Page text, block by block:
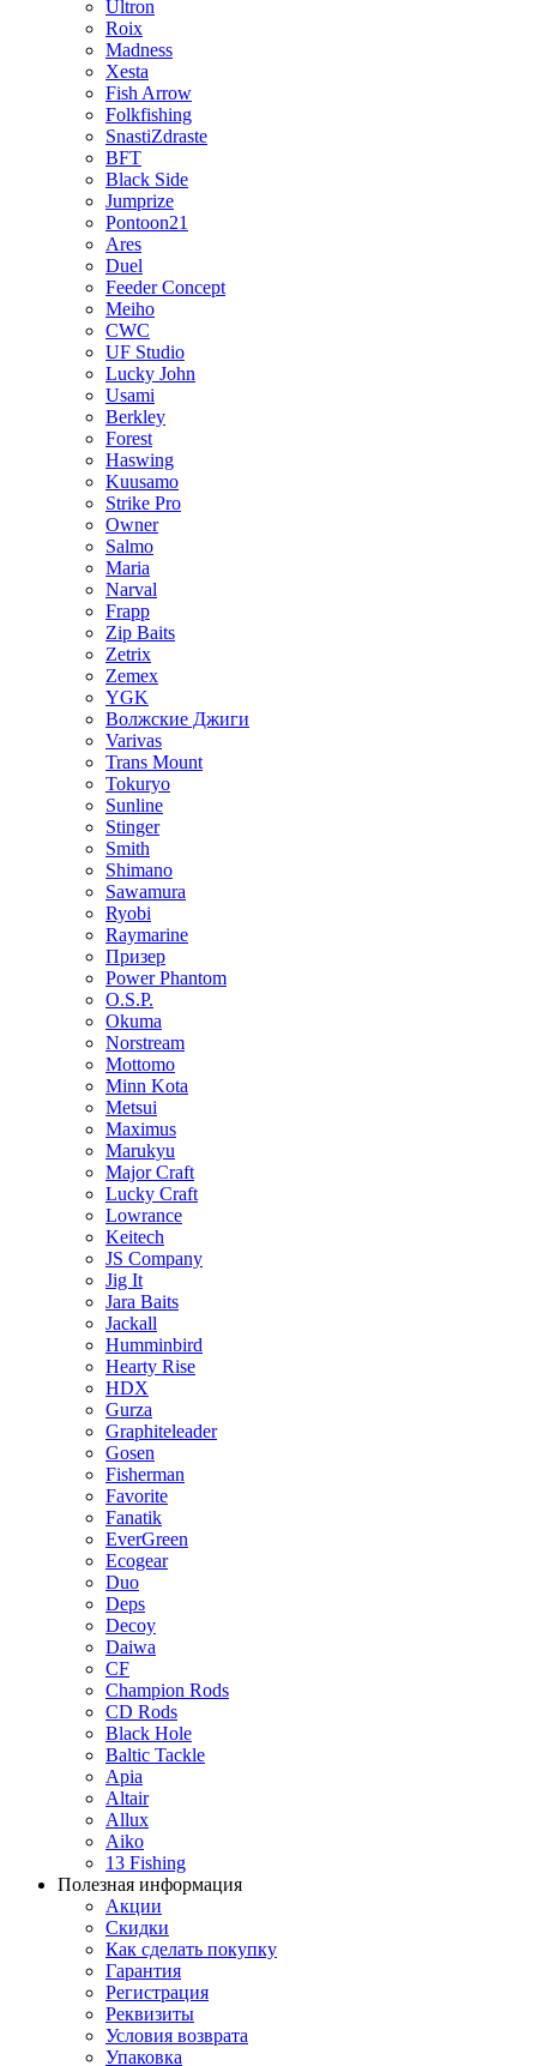
Ultron
Roix
Madness
Xesta
Fish Arrow
Folkfishing
SnastiZdraste
BFT
Black Side
Jumprize
Pontoon21
Ares
Duel
Feeder Concept
Meiho
CWC
UF Studio
Lucky John
Usami
Berkley
Forest
Haswing
Kuusamo
Strike Pro
Owner
Salmo
Maria
Narval
Frapp
Zip Baits
Zetrix
Zemex
YGK
Волжские Джиги
Varivas
Trans Mount
Tokuryo
Sunline
Stinger
Smith
Shimano
Sawamura
Ryobi
Raymarine
Призер
Power Phantom
O.S.P.
Okuma
Norstream
Mottomo
Minn Kota
Metsui
Maximus
Marukyu
Major Craft
Lucky Craft
Lowrance
Keitech
JS Company
Jig It
Jara Baits
Jackall
Humminbird
Hearty Rise
HDX
Gurza
Graphiteleader
Gosen
Fisherman
Favorite
Fanatik
EverGreen
Ecogear
Duo
Deps
Decoy
Daiwa
CF
Champion Rods
CD Rods
Black Hole
Baltic Tackle
Apia
Altair
Allux
Aiko
13 Fishing
Полезная информация
Акции
Скидки
Как сделать покупку
Гарантия
Регистрация
Реквизиты
Условия возврата
Упаковка